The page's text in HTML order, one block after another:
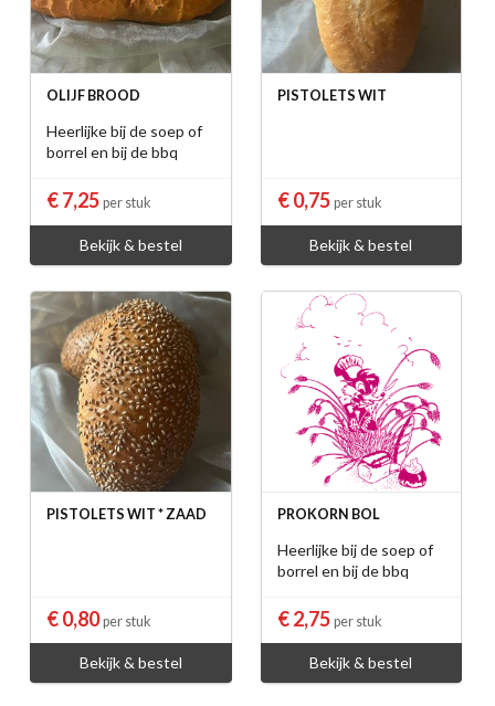
OLIJF BROOD
Heerlijke bij de soep of
borrel en bij de bbq
€ 7,25 per stuk
Bekijk & bestel
PISTOLETS WIT
€ 0,75 per stuk
Bekijk & bestel
PISTOLETS WIT * ZAAD
€ 0,80per stuk
Bekijk & bestel
PROKORN BOL
Heerlijke bij de soep of
borrel en bij de bbq
€ 2,75 per stuk
Bekijk & bestel